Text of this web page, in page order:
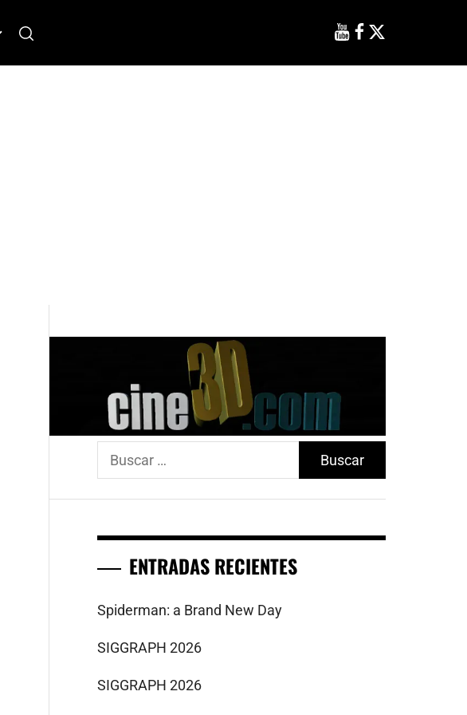
Buscar:
ENTRADAS RECIENTES
Spiderman: a Brand New Day
SIGGRAPH 2026
SIGGRAPH 2026